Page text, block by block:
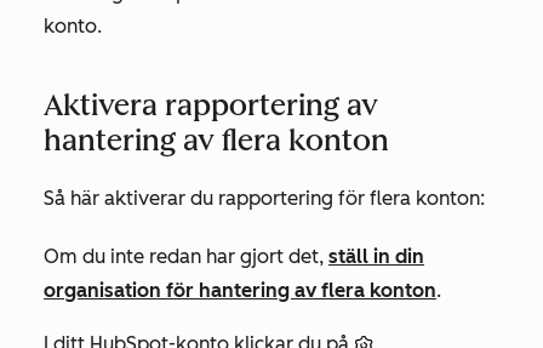
konto.
Aktivera rapportering av
hantering av flera konton
Så här aktiverar du rapportering för flera konton:
Om du inte redan har gjort det, ställ in din
organisation för hantering av flera konton.